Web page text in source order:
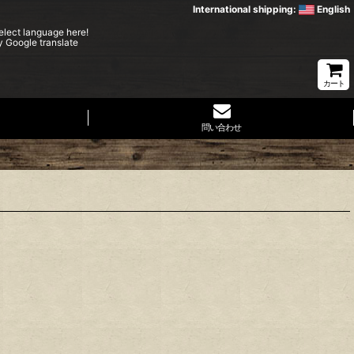
International shipping:
English
language here!
Google translate
カート
問い合わせ